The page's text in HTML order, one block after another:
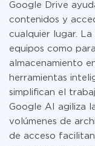
tarifas.
Google Drive
contenidos y
cualquier lugar.
equipos como
almacenamiento
herramientas
simplifican el
Google AI agiliza
volúmenes de
de acceso